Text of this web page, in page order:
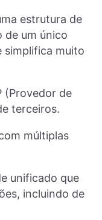
estrutura de
de um único
simplifica muito
(Provedor de
terceiros.
múltiplas
unificado que
incluindo de